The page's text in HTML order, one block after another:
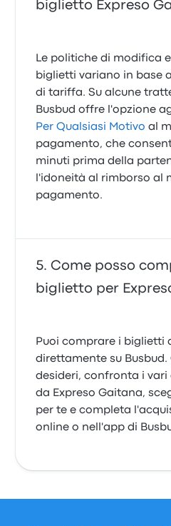
biglietto Expreso
Le politiche di modifica
biglietti variano in base
di tariffa. Su alcune
Busbud offre l'opzione
Per Qualsiasi Motivo al
pagamento, che
minuti prima della
l'idoneità al rimborso al
pagamento.
Come posso
biglietto per
Puoi comprare i biglietti
direttamente su
desideri, confronta i vari
da Expreso Gaitana,
per te e completa
online o nell'app di